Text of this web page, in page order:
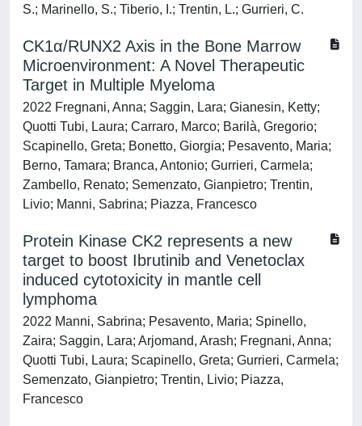
S.; Marinello, S.; Tiberio, I.; Trentin, L.; Gurrieri, C.
CK1α/RUNX2 Axis in the Bone Marrow
Microenvironment: A Novel Therapeutic
Target in Multiple Myeloma
2022 Fregnani, Anna; Saggin, Lara; Gianesin, Ketty;
Quotti Tubi, Laura; Carraro, Marco; Barilà, Gregorio;
Scapinello, Greta; Bonetto, Giorgia; Pesavento, Maria;
Berno, Tamara; Branca, Antonio; Gurrieri, Carmela;
Zambello, Renato; Semenzato, Gianpietro; Trentin,
Livio; Manni, Sabrina; Piazza, Francesco
Protein Kinase CK2 represents a new
target to boost Ibrutinib and Venetoclax
induced cytotoxicity in mantle cell
lymphoma
2022 Manni, Sabrina; Pesavento, Maria; Spinello,
Zaira; Saggin, Lara; Arjomand, Arash; Fregnani, Anna;
Quotti Tubi, Laura; Scapinello, Greta; Gurrieri, Carmela;
Semenzato, Gianpietro; Trentin, Livio; Piazza,
Francesco